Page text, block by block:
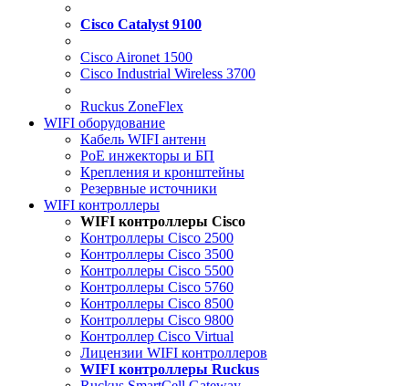
Cisco Catalyst 9100
Cisco Aironet 1500
Cisco Industrial Wireless 3700
Ruckus ZoneFlex
WIFI оборудование
Кабель WIFI антенн
PoE инжекторы и БП
Крепления и кронштейны
Резервные источники
WIFI контроллеры
WIFI контроллеры Cisco
Контроллеры Cisco 2500
Контроллеры Cisco 3500
Контроллеры Cisco 5500
Контроллеры Cisco 5760
Контроллеры Cisco 8500
Контроллеры Cisco 9800
Контроллер Cisco Virtual
Лицензии WIFI контроллеров
WIFI контроллеры Ruckus